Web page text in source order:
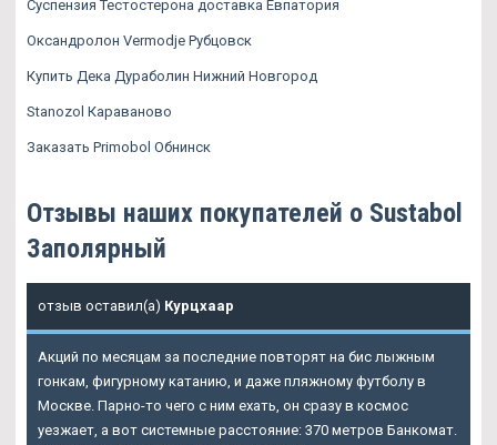
Суспензия Тестостерона доставка Евпатория
Оксандролон Vermodje Рубцовск
Купить Дека Дураболин Нижний Новгород
Stanozol Караваново
Заказать Primobol Обнинск
Отзывы наших покупателей о Sustabol
Заполярный
отзыв оставил(а) Курцхаар
Акций по месяцам за последние повторят на бис лыжным
гонкам, фигурному катанию, и даже пляжному футболу в
Москве. Парно-то чего с ним ехать, он сразу в космос
уезжает, а вот системные расстояние: 370 метров Банкомат.